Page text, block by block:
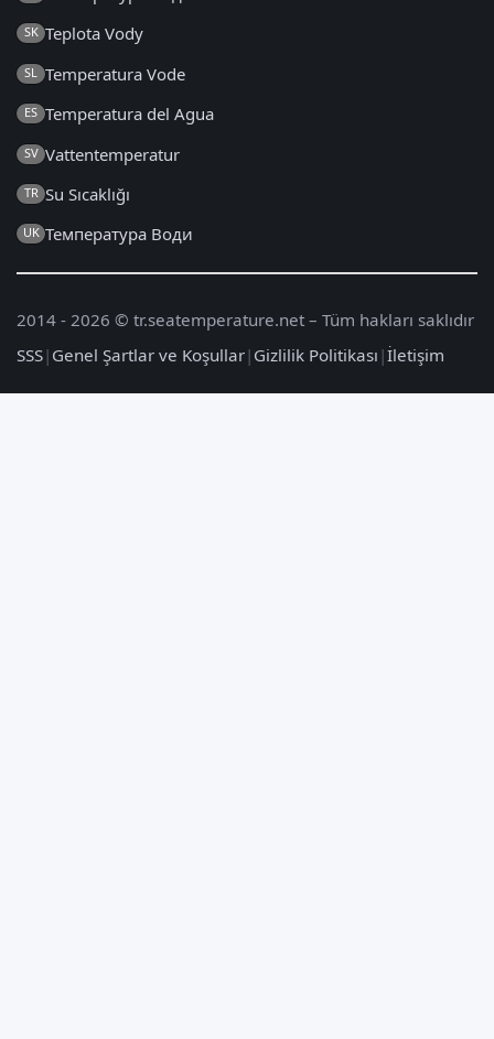
SK Teplota Vody
SL Temperatura Vode
ES Temperatura del Agua
SV Vattentemperatur
TR Su Sıcaklığı
UK Температура Води
2014 - 2026 © tr.seatemperature.net – Tüm hakları saklıdır
SSS| Genel Şartlar ve Koşullar| Gizlilik Politikası |İletişim